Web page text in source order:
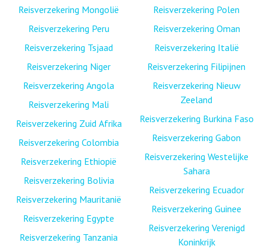
Reisverzekering Mongolië
Reisverzekering Peru
Reisverzekering Tsjaad
Reisverzekering Niger
Reisverzekering Angola
Reisverzekering Mali
Reisverzekering Zuid Afrika
Reisverzekering Colombia
Reisverzekering Ethiopië
Reisverzekering Bolivia
Reisverzekering Mauritanië
Reisverzekering Egypte
Reisverzekering Tanzania
Reisverzekering Polen
Reisverzekering Oman
Reisverzekering Italië
Reisverzekering Filipijnen
Reisverzekering Nieuw
Zeeland
Reisverzekering Burkina Faso
Reisverzekering Gabon
Reisverzekering Westelijke
Sahara
Reisverzekering Ecuador
Reisverzekering Guinee
Reisverzekering Verenigd
Koninkrijk